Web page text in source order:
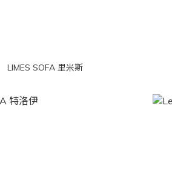
LIMES SOFA 里米斯